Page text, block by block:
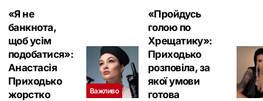
Важливо
«Я не
банкнота,
щоб усім
подобатися»:
Анастасія
Приходько
жорстко
«Пройдусь
голою по
Хрещатику»:
Приходько
розповіла, за
якої умови
готова